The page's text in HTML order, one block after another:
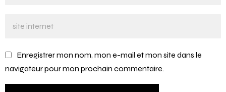
Enregistrer mon nom, mon e-mail et mon site dans le
navigateur pour mon prochain commentaire.